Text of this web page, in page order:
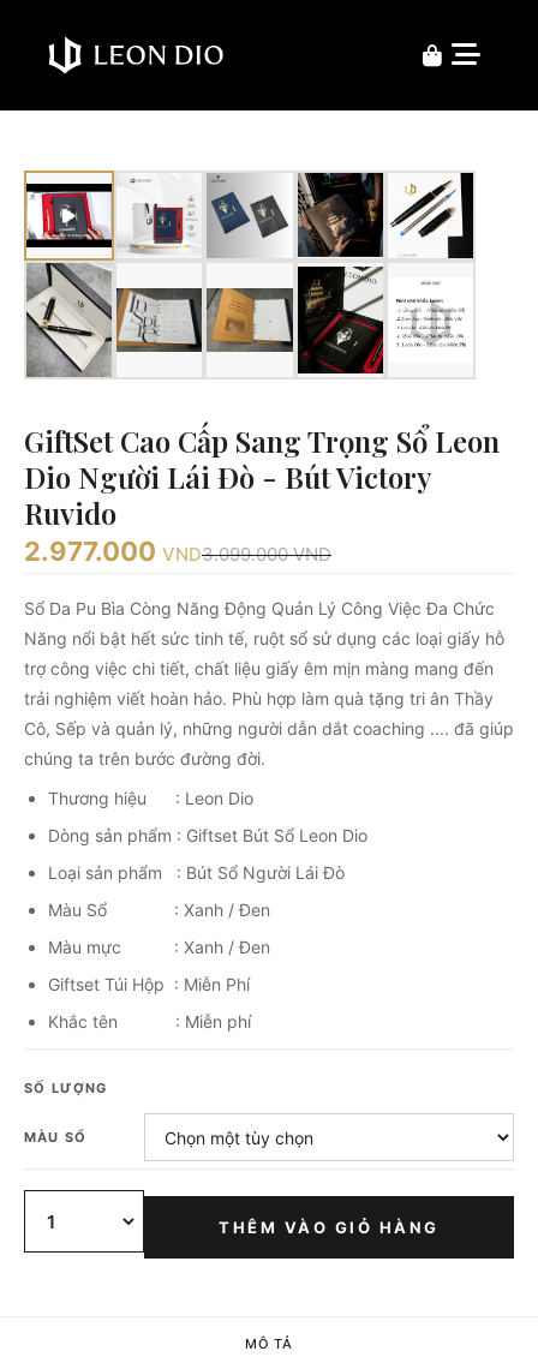
GiftSet Cao Cấp Sang Trọng Sổ Leon
Dio Người Lái Đò - Bút Victory
Ruvido
3.099.000VND
2.977.000 VND
Sổ Da Pu Bìa Còng Năng Động Quản Lý Công Việc Đa Chức
Năng nổi bật hết sức tinh tế, ruột sổ sử dụng các loại giấy hỗ
trợ công việc chi tiết, chất liệu giấy êm mịn màng mang đến
trải nghiệm viết hoàn hảo. Phù hợp làm quà tặng tri ân Thầy
Cô, Sếp và quản lý, những người dẫn dắt coaching .... đã giúp
chúng ta trên bước đường đời.
Thương hiệu : Leon Dio
Dòng sản phẩm : Giftset Bút Sổ Leon Dio
Loại sản phẩm : Bút Sổ Người Lái Đò
Màu Sổ : Xanh / Đen
Màu mực : Xanh / Đen
Giftset Túi Hộp : Miễn Phí
Khắc tên : Miễn phí
SỐ LƯỢNG
MÀU SỔ
THÊM VÀO GIỎ HÀNG
MÔ TẢ